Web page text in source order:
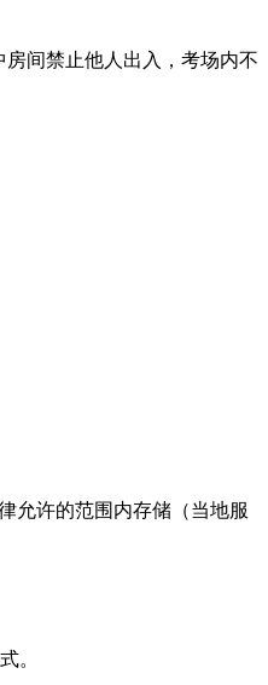
间禁止他人出入，考场内不
允许的范围内存储（当地服
。